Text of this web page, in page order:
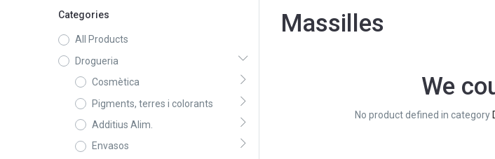
Categories
All Products
Drogueria
Cosmètica
Pigments, terres i colorants
Additius Alim.
Envasos
Massilles
We
No product defined in category